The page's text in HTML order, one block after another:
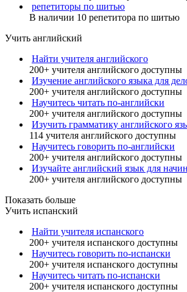
репетиторы по шитью
В наличии 10 репетитора по шитью
Учить английский
Найти учителя английского
200+ учителя английского доступны
Изучение английского языка для
200+ учителя английского доступны
Научитесь читать по-английски
200+ учителя английского доступны
Изучить грамматику английского
114 учителя английского доступны
Научитесь говорить по-английски
200+ учителя английского доступны
Изучайте английский язык для
200+ учителя английского доступны
Показать больше
Учить испанский
Найти учителя испанского
200+ учителя испанского доступны
Научитесь говорить по-испански
200+ учителя испанского доступны
Научитесь читать по-испански
200+ учителя испанского доступны